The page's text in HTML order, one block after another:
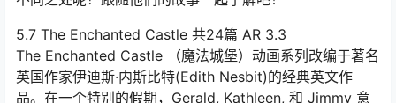
5.7 The Enchanted Castle 共24篇 AR 3.3
The Enchanted Castle （魔法城堡）动画系列改编于著名
英国作家伊迪斯·内斯比特(Edith Nesbit)的经典英文作
品。在一个特别的假期，Gerald, Kathleen, 和 Jimmy 意